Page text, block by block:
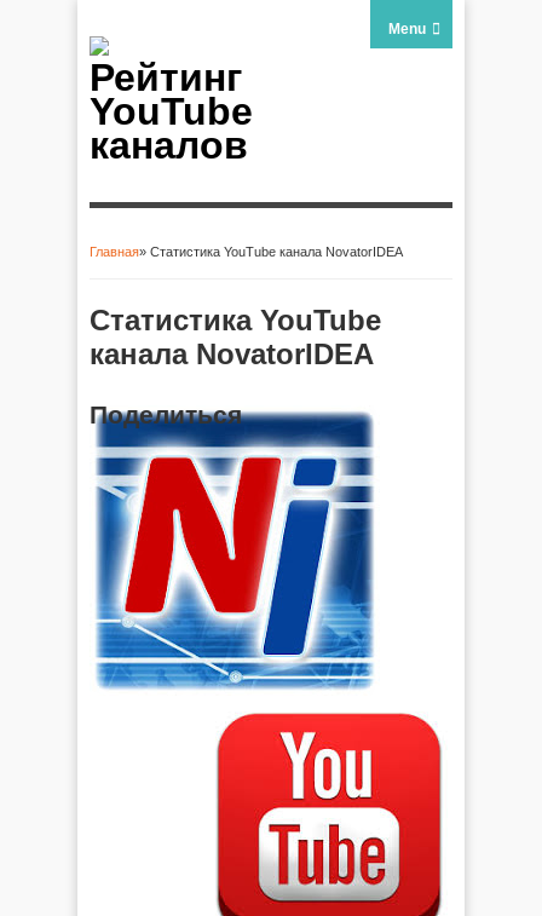
Рейтинг
YouTube
каналов
Menu
Главная» Статистика YouTube канала NovatorIDEA
Статистика YouTube
канала NovatorIDEA
Поделиться